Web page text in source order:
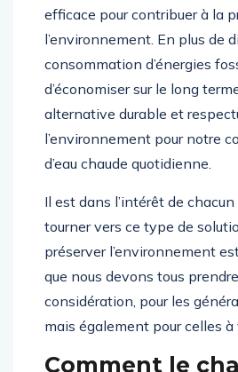
efficace pour contribuer à la
l’environnement. En plus de
consommation d’énergies
d’économiser sur le long
alternative durable et
l’environnement pour notre
d’eau chaude quotidienne.
Il est dans l’intérêt de chacun
tourner vers ce type de
préserver l’environnement
que nous devons tous
considération, pour les
mais également pour celles à
Comment le